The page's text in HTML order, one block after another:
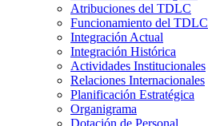
Atribuciones del TDLC
Funcionamiento del TDLC
Integración Actual
Integración Histórica
Actividades Institucionales
Relaciones Internacionales
Planificación Estratégica
Organigrama
Dotación de Personal